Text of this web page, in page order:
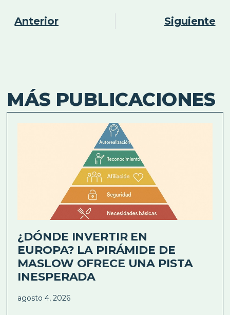
Anterior Siguiente
MÁS PUBLICACIONES
¿DÓNDE INVERTIR EN
EUROPA? LA PIRÁMIDE DE
MASLOW OFRECE UNA PISTA
INESPERADA
agosto 4, 2026